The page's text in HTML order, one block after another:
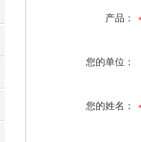
产品：
您的单位：
您的姓名：